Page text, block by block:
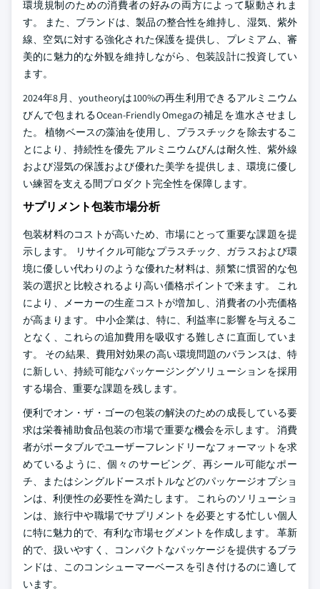
環境規制のための消費者の好みの両方によって駆動されま
す。 また、ブランドは、製品の整合性を維持し、湿気、紫外
線、空気に対する強化された保護を提供し、プレミアム、審
美的に魅力的な外観を維持しながら、包装設計に投資してい
ます。
2024年8月、youtheoryは100%の再生利用できるアルミニウム
びんで包まれるOcean-Friendly Omegaの補足を進水させまし
た。 植物ベースの藻油を使用し、プラスチックを除去するこ
とにより、持続性を優先 アルミニウムびんは耐久性、紫外線
および湿気の保護および優れた美学を提供しま、環境に優し
い練習を支える間プロダクト完全性を保障します。
サプリメント包装市場分析
包装材料のコストが高いため、市場にとって重要な課題を提
示します。 リサイクル可能なプラスチック、ガラスおよび環
境に優しい代わりのような優れた材料は、頻繁に慣習的な包
装の選択と比較されるより高い価格ポイントで来ます。 これ
により、メーカーの生産コストが増加し、消費者の小売価格
が高まります。 中小企業は、特に、利益率に影響を与えるこ
となく、これらの追加費用を吸収する難しさに直面していま
す。 その結果、費用対効果の高い環境問題のバランスは、特
に新しい、持続可能なパッケージングソリューションを採用
する場合、重要な課題を残します。
便利でオン・ザ・ゴーの包装の解決のための成長している要
求は栄養補助食品包装の市場で重要な機会を示します。 消費
者がポータブルでユーザーフレンドリーなフォーマットを求
めているように、個々のサービング、再シール可能なポー
チ、またはシングルドースボトルなどのパッケージオプショ
ンは、利便性の必要性を満たします。 これらのソリューショ
ンは、旅行中や職場でサプリメントを必要とする忙しい個人
に特に魅力的で、有利な市場セグメントを作成します。 革新
的で、扱いやすく、コンパクトなパッケージを提供するブラ
ンドは、このコンシューマーベースを引き付けるのに適して
います。